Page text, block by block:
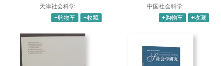
天津社会科学
+购物车
+收藏
中国社会科学
+购物车
+收藏